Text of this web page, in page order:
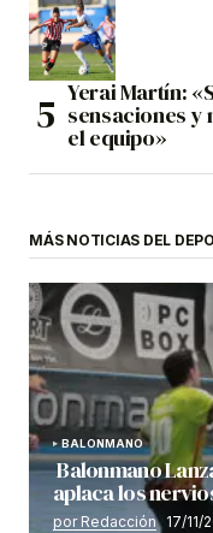
Yerai Martín:
sensaciones y
el equipo»
MÁS NOTICIAS DEL
BALONMANO
Balonmano
aplaca los
por Redacción 17/11/